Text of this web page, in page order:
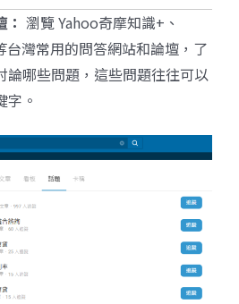
瀏覽 Yahoo奇摩知識+、
台灣常用的問答網站和論壇，了
論哪些問題，這些問題往往可以
字。